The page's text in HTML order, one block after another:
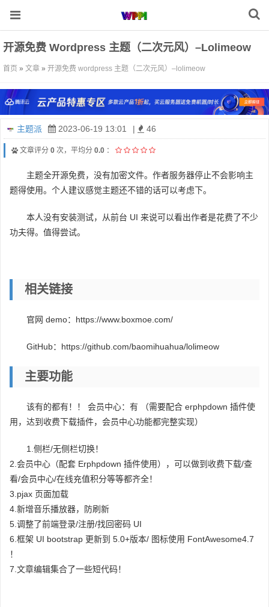
开源免费 Wordpress 主题（二次元风）–Lolimeow
首页 » 文章 » 开源免费 wordpress 主题（二次元风）–lolimeow
主题派 2023-06-19 13:01 | 46
文章评分 0 次，平均分 0.0 ：
主题全开源免费，没有加密文件。作者服务器停止不会影响主
题得使用。个人建议感觉主题还不错的话可以考虑下。
本人没有安装测试，从前台 UI 来说可以看出作者是花费了不少
功夫得。值得尝试。
相关链接
官网 demo：https://www.boxmoe.com/
GitHub：https://github.com/baomihuahua/lolimeow
主要功能
该有的都有！！ 会员中心：有 （需要配合 erphpdown 插件使
用，达到收费下载插件，会员中心功能都完整实现）
1.侧栏/无侧栏切换！
2.会员中心（配套 Erphpdown 插件使用），可以做到收费下载/查
看/会员中心/在线充值积分等等都齐全！
3.pjax 页面加载
4.新增音乐播放器，防刷新
5.调整了前端登录/注册/找回密码 UI
6.框架 UI bootstrap 更新到 5.0+版本/ 图标使用 FontAwesome4.7
！
7.文章编辑集合了一些短代码！